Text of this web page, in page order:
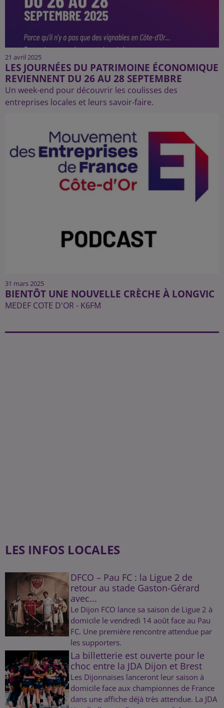
21 avril 2025
LES JOURNÉES DU PATRIMOINE ÉCONOMIQUE
REVIENNENT DU 26 AU 28 SEPTEMBRE
Un week-end pour découvrir les coulisses des
entreprises locales et leurs savoir-faire.
31 mars 2025
BIENTÔT UNE NOUVELLE CRÈCHE À LONGVIC
MEDEF COTE D'OR - K6FM
LES INFOS LOCALES
DFCO – Pau FC : la Ligue 2 de
retour au stade Gaston-Gérard
avec...
Le Dijon FCO lance sa saison de Ligue 2 à
domicile le vendredi 14 août face au Pau
FC. Une première rencontre attendue par
les supporters.
La billetterie est ouverte pour le
choc entre la JDA Dijon et Brest
Les Dijonnaises lanceront leur saison à
domicile face aux championnes de France
dans une affiche déjà très attendue. La JDA